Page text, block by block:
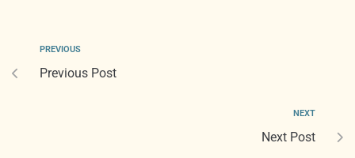
PREVIOUS
Previous Post
NEXT
Next Post